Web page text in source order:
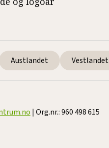
Austlandet Vestlandet
| Org.nr.: 960 498 615